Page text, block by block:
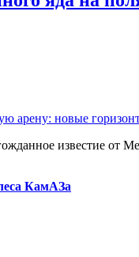
арену: новые
известие
КамАЗа